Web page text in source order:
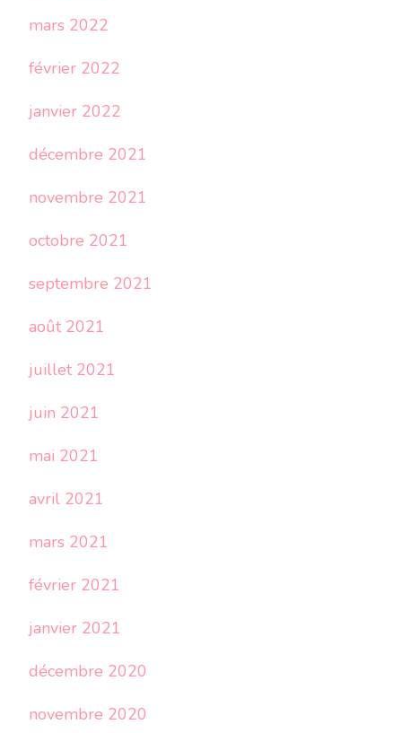
mars 2022
février 2022
janvier 2022
décembre 2021
novembre 2021
octobre 2021
septembre 2021
août 2021
juillet 2021
juin 2021
mai 2021
avril 2021
mars 2021
février 2021
janvier 2021
décembre 2020
novembre 2020